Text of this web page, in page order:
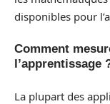
disponibles pour
Comment
l’apprentissage
La plupart des